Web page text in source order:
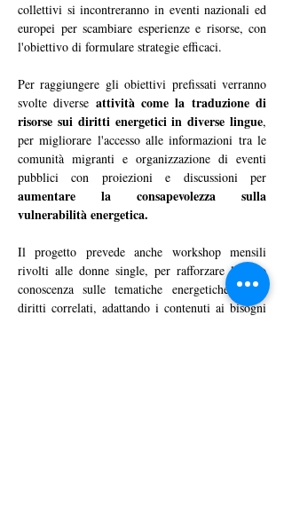
collettivi si incontreranno in eventi nazionali ed
europei per scambiare esperienze e risorse, con
l'obiettivo di formulare strategie efficaci.
Per raggiungere gli obiettivi prefissati verranno
svolte diverse attività come la traduzione di
risorse sui diritti energetici in diverse lingue,
per migliorare l'accesso alle informazioni tra le
comunità migranti e organizzazione di eventi
aumentare la consapevolezza sulla
vulnerabilità energetica.
Il progetto prevede anche workshop mensili
rivolti alle donne single, per rafforzare la loro
conoscenza sulle tematiche energetiche e sui
diritti correlati, adattando i contenuti ai bisogni